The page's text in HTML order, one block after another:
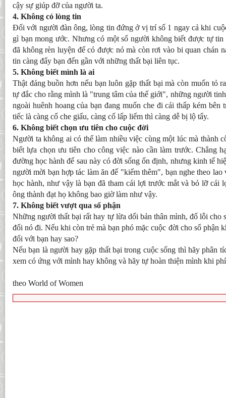
cậy sự giúp đỡ của người ta.
4. Không có lòng tin
Đối với người đàn ông, lòng tin đứng ở vị trí số 1 ngay cả khi
gì bạn mong ước. Nhưng có một số người không biết được tự tin
đã không rèn luyện để có được nó mà còn rơi vào bi quan chán
tin càng đẩy bạn đến gần với những thất bại liên tục.
5. Không biết mình là ai
Thật đáng buồn hơn nếu bạn luôn gặp thất bại mà còn muốn tỏ
tự đắc cho rằng mình là "trung tâm của thế giới", những người
ngoài huênh hoang của bạn đang muốn che đi cái thấp kém
tiếc là càng cố che giấu, càng cố lấp liếm thì càng dễ bị lộ tẩy.
6. Không biết chọn ưu tiên cho cuộc đời
Người ta không ai có thể làm nhiều việc cùng một lúc mà thành
biết lựa chọn ưu tiên cho công việc nào cần làm trước. Chẳng
đường học hành để sau này có đời sống ổn định, nhưng kinh tế
người mời bạn hợp tác làm ăn để "kiếm thêm", bạn nghe theo lao
học hành, như vậy là bạn đã tham cái lợi trước mắt và bỏ lỡ cái
ông thành đạt họ không bao giờ làm như vậy.
7. Không biết vượt qua số phận
Những người thất bại rất hay tự lừa dối bản thân mình, đổ lỗi cho
đổi nó đi. Nếu khi còn trẻ mà bạn phó mặc cuộc đời cho số phận
đổi với bạn hay sao?
Nếu bạn là người hay gặp thất bại trong cuộc sống thì hãy phân
xem có ứng với mình hay không và hãy tự hoàn thiện mình khi
theo World of Women